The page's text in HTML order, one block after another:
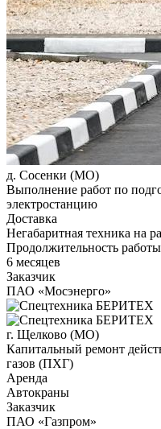
д. Сосенки (МО)
Выполнение работ по
электростанцию
Доставка
Негабаритная техника на
Продолжительность работы
6 месяцев
Заказчик
ПАО «Мосэнерго»
г. Щелково (МО)
Капитальный ремонт
газов (ПХГ)
Аренда
Автокраны
Заказчик
ПАО «Газпром»